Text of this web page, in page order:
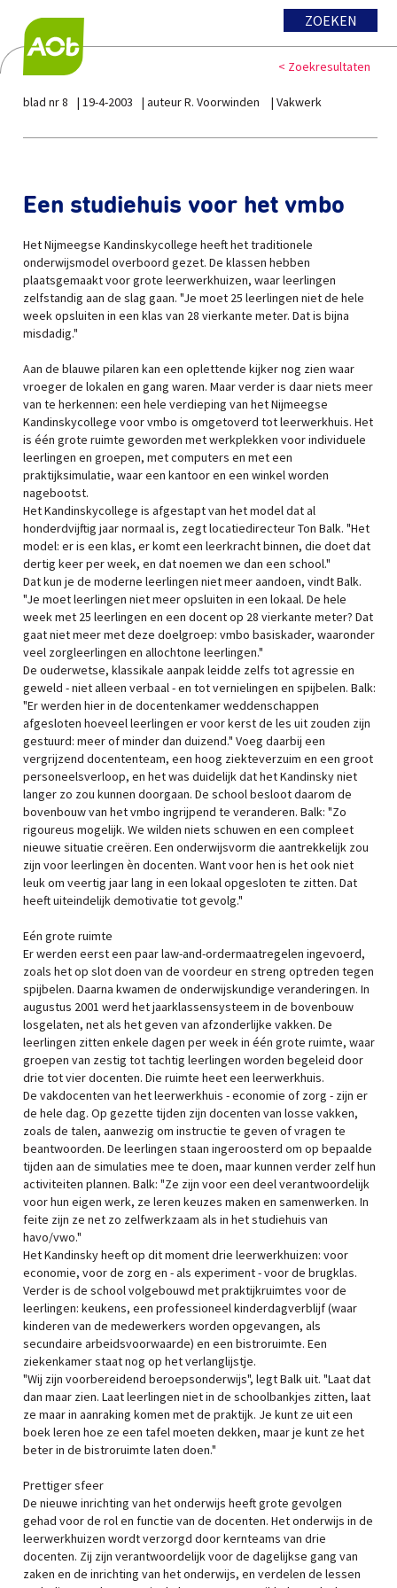
ZOEKEN
< Zoekresultaten
blad nr 8 19-4-2003 auteur R. Voorwinden Vakwerk
Een studiehuis voor het vmbo
Het Nijmeegse Kandinskycollege heeft het traditionele
onderwijsmodel overboord gezet. De klassen hebben
plaatsgemaakt voor grote leerwerkhuizen, waar leerlingen
zelfstandig aan de slag gaan. "Je moet 25 leerlingen niet de hele
week opsluiten in een klas van 28 vierkante meter. Dat is bijna
misdadig."
Aan de blauwe pilaren kan een oplettende kijker nog zien waar
vroeger de lokalen en gang waren. Maar verder is daar niets meer
van te herkennen: een hele verdieping van het Nijmeegse
Kandinskycollege voor vmbo is omgetoverd tot leerwerkhuis. Het
is één grote ruimte geworden met werkplekken voor individuele
leerlingen en groepen, met computers en met een
praktijksimulatie, waar een kantoor en een winkel worden
nagebootst.
Het Kandinskycollege is afgestapt van het model dat al
honderdvijftig jaar normaal is, zegt locatiedirecteur Ton Balk. "Het
model: er is een klas, er komt een leerkracht binnen, die doet dat
dertig keer per week, en dat noemen we dan een school."
Dat kun je de moderne leerlingen niet meer aandoen, vindt Balk.
"Je moet leerlingen niet meer opsluiten in een lokaal. De hele
week met 25 leerlingen en een docent op 28 vierkante meter? Dat
gaat niet meer met deze doelgroep: vmbo basiskader, waaronder
veel zorgleerlingen en allochtone leerlingen."
De ouderwetse, klassikale aanpak leidde zelfs tot agressie en
geweld - niet alleen verbaal - en tot vernielingen en spijbelen. Balk:
"Er werden hier in de docentenkamer weddenschappen
afgesloten hoeveel leerlingen er voor kerst de les uit zouden zijn
gestuurd: meer of minder dan duizend." Voeg daarbij een
vergrijzend docententeam, een hoog ziekteverzuim en een groot
personeelsverloop, en het was duidelijk dat het Kandinsky niet
langer zo zou kunnen doorgaan. De school besloot daarom de
bovenbouw van het vmbo ingrijpend te veranderen. Balk: "Zo
rigoureus mogelijk. We wilden niets schuwen en een compleet
nieuwe situatie creëren. Een onderwijsvorm die aantrekkelijk zou
zijn voor leerlingen èn docenten. Want voor hen is het ook niet
leuk om veertig jaar lang in een lokaal opgesloten te zitten. Dat
heeft uiteindelijk demotivatie tot gevolg."
Eén grote ruimte
Er werden eerst een paar law-and-ordermaatregelen ingevoerd,
zoals het op slot doen van de voordeur en streng optreden tegen
spijbelen. Daarna kwamen de onderwijskundige veranderingen. In
augustus 2001 werd het jaarklassensysteem in de bovenbouw
losgelaten, net als het geven van afzonderlijke vakken. De
leerlingen zitten enkele dagen per week in één grote ruimte, waar
groepen van zestig tot tachtig leerlingen worden begeleid door
drie tot vier docenten. Die ruimte heet een leerwerkhuis.
De vakdocenten van het leerwerkhuis - economie of zorg - zijn er
de hele dag. Op gezette tijden zijn docenten van losse vakken,
zoals de talen, aanwezig om instructie te geven of vragen te
beantwoorden. De leerlingen staan ingeroosterd om op bepaalde
tijden aan de simulaties mee te doen, maar kunnen verder zelf hun
activiteiten plannen. Balk: "Ze zijn voor een deel verantwoordelijk
voor hun eigen werk, ze leren keuzes maken en samenwerken. In
feite zijn ze net zo zelfwerkzaam als in het studiehuis van
havo/vwo."
Het Kandinsky heeft op dit moment drie leerwerkhuizen: voor
economie, voor de zorg en - als experiment - voor de brugklas.
Verder is de school volgebouwd met praktijkruimtes voor de
leerlingen: keukens, een professioneel kinderdagverblijf (waar
kinderen van de medewerkers worden opgevangen, als
secundaire arbeidsvoorwaarde) en een bistroruimte. Een
ziekenkamer staat nog op het verlanglijstje.
"Wij zijn voorbereidend beroepsonderwijs", legt Balk uit. "Laat dat
dan maar zien. Laat leerlingen niet in de schoolbankjes zitten, laat
ze maar in aanraking komen met de praktijk. Je kunt ze uit een
boek leren hoe ze een tafel moeten dekken, maar je kunt ze het
beter in de bistroruimte laten doen."
Prettiger sfeer
De nieuwe inrichting van het onderwijs heeft grote gevolgen
gehad voor de rol en functie van de docenten. Het onderwijs in de
leerwerkhuizen wordt verzorgd door kernteams van drie
docenten. Zij zijn verantwoordelijk voor de dagelijkse gang van
zaken en de inrichting van het onderwijs, en verdelen de lessen